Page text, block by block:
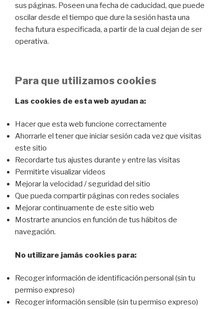
sus páginas. Poseen una fecha de caducidad, que puede
oscilar desde el tiempo que dure la sesión hasta una
fecha futura especificada, a partir de la cual dejan de ser
operativa.
Para que utilizamos cookies
Las cookies de esta web ayudan a:
Hacer que esta web funcione correctamente
Ahorrarle el tener que iniciar sesión cada vez que visitas
este sitio
Recordarte tus ajustes durante y entre las visitas
Permitirte visualizar videos
Mejorar la velocidad / seguridad del sitio
Que pueda compartir páginas con redes sociales
Mejorar continuamente de este sitio web
Mostrarte anuncios en función de tus hábitos de
navegación.
No utilizare jamás cookies para:
Recoger información de identificación personal (sin tu
permiso expreso)
Recoger información sensible (sin tu permiso expreso)